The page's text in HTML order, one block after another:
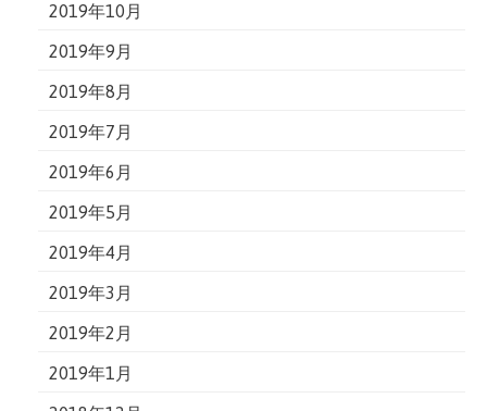
2019年10月
2019年9月
2019年8月
2019年7月
2019年6月
2019年5月
2019年4月
2019年3月
2019年2月
2019年1月